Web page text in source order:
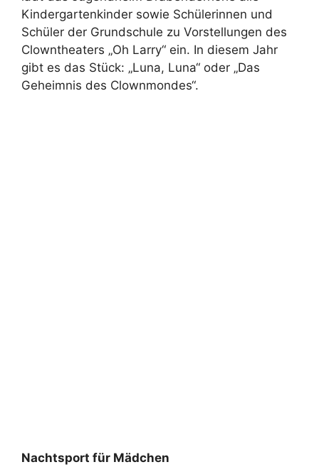
Kindergartenkinder sowie Schülerinnen und
Schüler der Grundschule zu Vorstellungen des
Clowntheaters „Oh Larry“ ein. In diesem Jahr
gibt es das Stück: „Luna, Luna“ oder „Das
Geheimnis des Clownmondes“.
Nachtsport für Mädchen